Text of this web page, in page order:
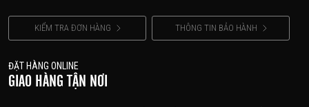
KIỂM TRA ĐƠN HÀNG THÔNG TIN BẢO HÀNH
ĐẶT HÀNG ONLINE
GIAO HÀNG TẬN NƠI